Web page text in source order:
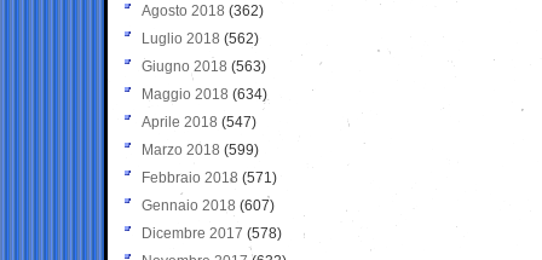
Agosto 2018 (362)
Luglio 2018 (562)
Giugno 2018 (563)
Maggio 2018 (634)
Aprile 2018 (547)
Marzo 2018 (599)
Febbraio 2018 (571)
Gennaio 2018 (607)
Dicembre 2017 (578)